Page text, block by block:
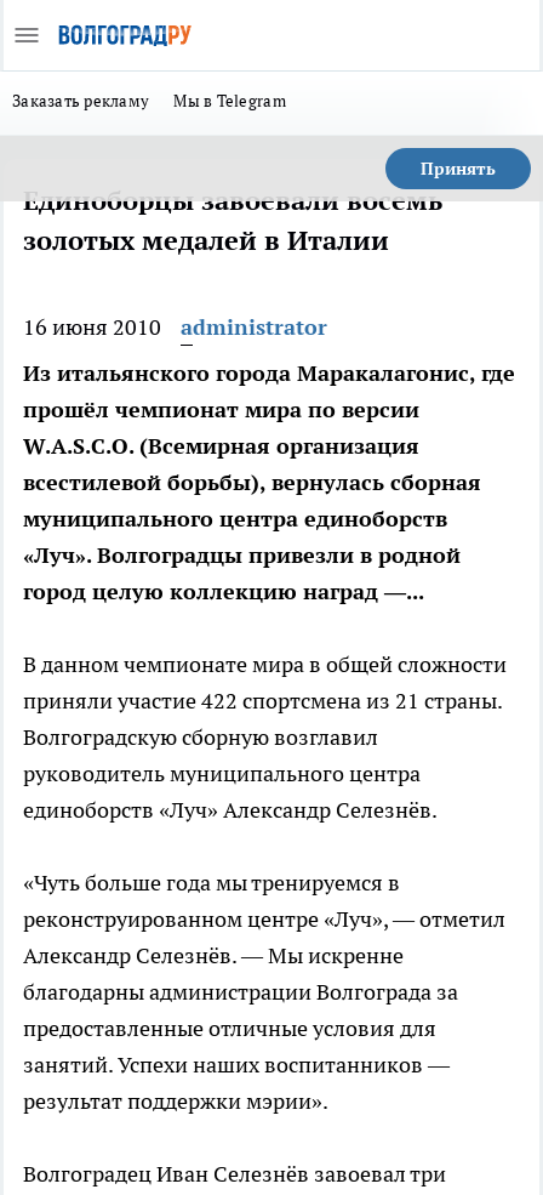
Заказать рекламу Мы в Telegram
Принять
Единоборцы завоевали восемь
золотых медалей в Италии
16 июня 2010
administrator
Из итальянского города Маракалагонис, где
прошёл чемпионат мира по версии
W.A.S.C.O. (Всемирная организация
всестилевой борьбы), вернулась сборная
муниципального центра единоборств
«Луч». Волгоградцы привезли в родной
город целую коллекцию наград —...
В данном чемпионате мира в общей сложности
приняли участие 422 спортсмена из 21 страны.
Волгоградскую сборную возглавил
руководитель муниципального центра
единоборств «Луч» Александр Селезнёв.
«Чуть больше года мы тренируемся в
реконструированном центре «Луч», — отметил
Александр Селезнёв. — Мы искренне
благодарны администрации Волгограда за
предоставленные отличные условия для
занятий. Успехи наших воспитанников —
результат поддержки мэрии».
Волгоградец Иван Селезнёв завоевал три